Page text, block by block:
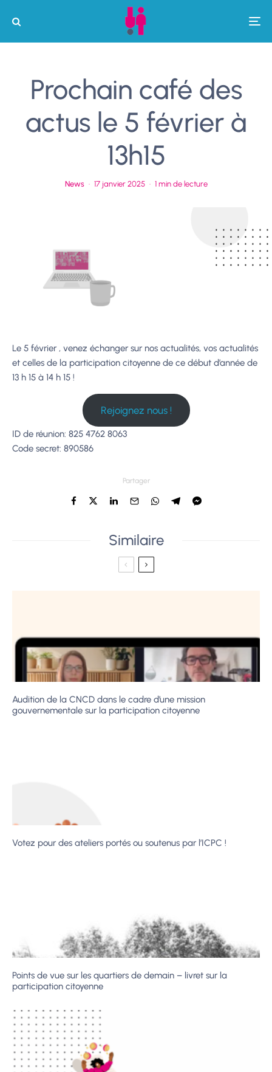
Prochain café des
actus le 5 février à
13h15
News · 17 janvier 2025 · 1 min de lecture
Le 5 février , venez échanger sur nos actualités, vos actualités
et celles de la participation citoyenne de ce début d’année de
13 h 15 à 14 h 15 !
Rejoignez nous !
ID de réunion: 825 4762 8063
Code secret: 890586
Partager
Similaire
Audition de la CNCD dans le cadre d’une mission
gouvernementale sur la participation citoyenne
Votez pour des ateliers portés ou soutenus par l’ICPC !
Points de vue sur les quartiers de demain – livret sur la
participation citoyenne